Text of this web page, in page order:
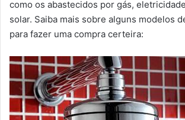
como os abastecidos por gás,
solar. Saiba mais sobre alguns modelos
para fazer uma compra certeira: